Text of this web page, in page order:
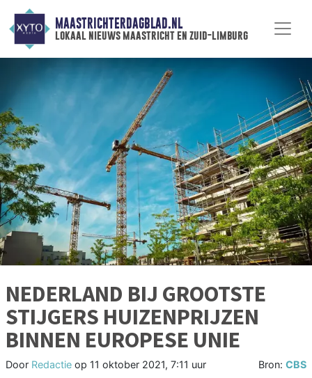
MAASTRICHTERDAGBLAD.NL
lokaal nieuws maastricht en zuid-limburg
NEDERLAND BIJ GROOTSTE
STIJGERS HUIZENPRIJZEN
BINNEN EUROPESE UNIE
Door Redactie op 11 oktober 2021, 7:11 uur Bron: CBS